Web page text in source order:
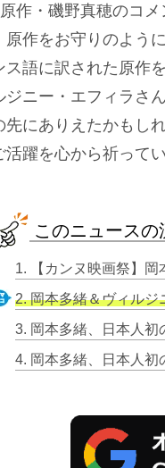
作・磯野真穂のコメ
原作をお守りのよう
ス語に訳された原作
ジニー・エフィラさ
先にありえたかもし
活躍を心から祈って
このニュースの
2. 岡本多緒＆ヴィルジニー・